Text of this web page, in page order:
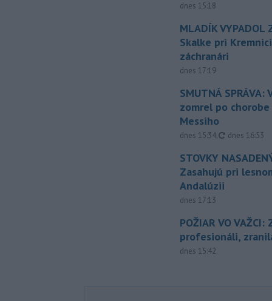
dnes 15:18
MLADÍK VYPADOL
Skalke pri
záchranári
dnes 17:19
SMUTNÁ
zomrel po
Messiho
dnes 15:34, aktualizované
dnes 16:53
STOVKY
Zasahujú pri
Andalúzii
dnes 17:13
POŽIAR VO VAŽCI:
profesionáli,
dnes 15:42